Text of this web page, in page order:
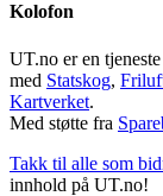
Kolofon
UT.no er en
med Statskog,
Kartverket.
Med støtte fra
Takk til alle som
innhold på UT.no!